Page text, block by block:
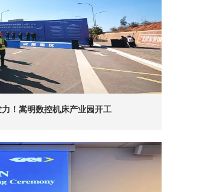
！嵩明数控机床产业园开工